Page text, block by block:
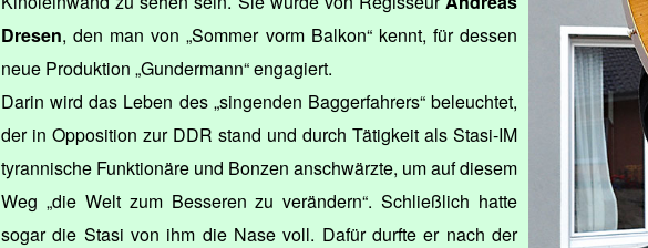
Dresen, den man von „Sommer vorm Balkon“ kennt, für dessen
neue Produktion „Gundermann“ engagiert.
Darin wird das Leben des „singenden Baggerfahrers“ beleuchtet,
der in Opposition zur DDR stand und durch Tätigkeit als Stasi-IM
tyrannische Funktionäre und Bonzen anschwärzte, um auf diesem
Weg „die Welt zum Besseren zu verändern“. Schließlich hatte
sogar die Stasi von ihm die Nase voll. Dafür durfte er nach der